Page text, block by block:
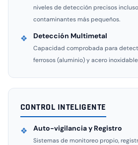
niveles de detección precisos
contaminantes más pequeños.
❖ Detección Multimetal
Capacidad comprobada para
ferrosos (aluminio) y acero
CONTROL INTELIGENTE
❖ Auto-vigilancia y Registro
Sistemas de monitoreo propio,